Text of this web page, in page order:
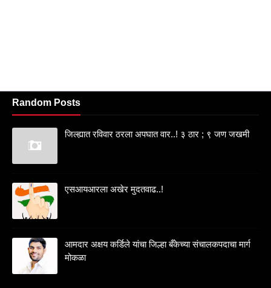
Random Posts
जिल्ह्यात रविवार ठरला अपघात वार..! ३ ठार ; ९ जण जखमी
एसआयआरला अखेर मुदतवाढ..!
आमदार अक्षय कर्डिले यांचा जिल्हा बँकेच्या संचालकपदाचा मार्ग
मोकळा